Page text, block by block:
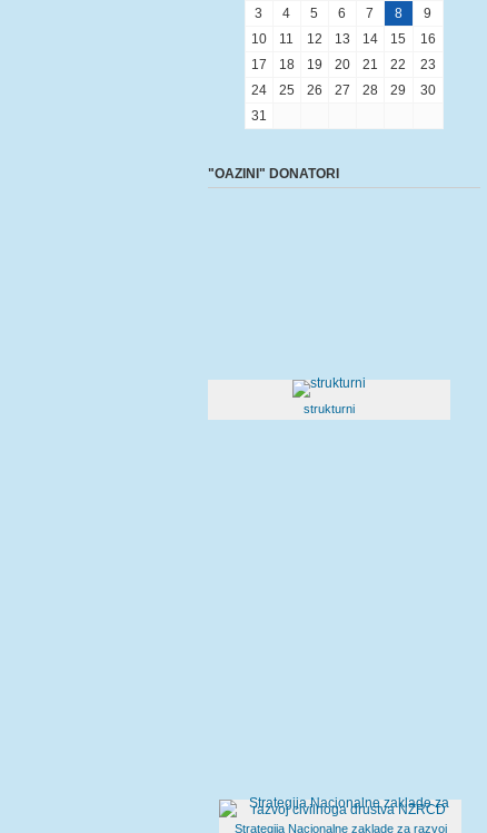
3
4 5 6 7 8
9
10
11 12 13 14 15
16
17
18 19 20 21 22
23
24
25 26 27 28 29
30
31
"OAZINI" DONATORI
strukturni
Strategija Nacionalne zaklade za razvoj